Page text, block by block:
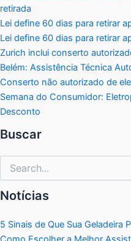
retirada
Lei define 60 dias para retirar
Lei define 60 dias para retirar
Zurich inclui conserto
Belém: Assistência Técnica
Conserto não autorizado de
Semana do Consumidor:
Desconto
Buscar
por:
Notícias
5 Sinais de Que Sua Geladeira